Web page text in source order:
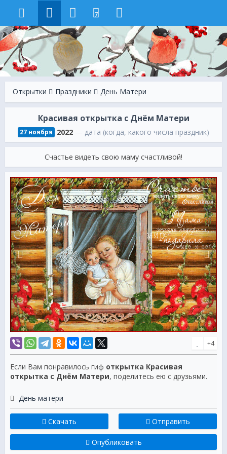
7
Открытки Праздники День Матери
Красивая открытка с Днём Матери
27 ноября 2022— дата (когда, какого числа праздник)
Счастье видеть свою маму счастливой!
+4
Если Вам понравилось гиф открытка Красивая
открытка с Днём Матери, поделитесь ею с друзьями.
День матери
Скачать Отправить
Опубликовать